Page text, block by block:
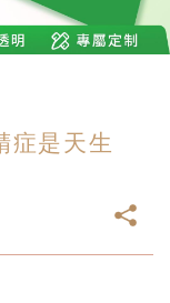
症是天生